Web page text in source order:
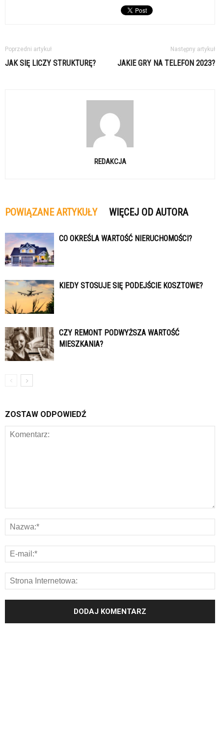
Poprzedni artykuł
JAK SIĘ LICZY STRUKTURĘ?
Następny artykuł
JAKIE GRY NA TELEFON 2023?
REDAKCJA
POWIĄZANE ARTYKUŁY WIĘCEJ OD AUTORA
CO OKREŚLA WARTOŚĆ NIERUCHOMOŚCI?
KIEDY STOSUJE SIĘ PODEJŚCIE KOSZTOWE?
CZY REMONT PODWYŻSZA WARTOŚĆ
MIESZKANIA?
ZOSTAW ODPOWIEDŹ